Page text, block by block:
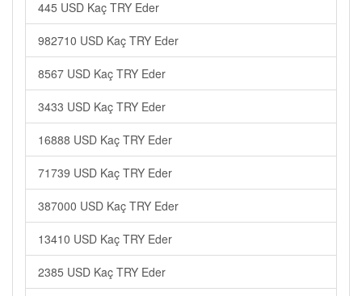
445 USD Kaç TRY Eder
982710 USD Kaç TRY Eder
8567 USD Kaç TRY Eder
3433 USD Kaç TRY Eder
16888 USD Kaç TRY Eder
71739 USD Kaç TRY Eder
387000 USD Kaç TRY Eder
13410 USD Kaç TRY Eder
2385 USD Kaç TRY Eder